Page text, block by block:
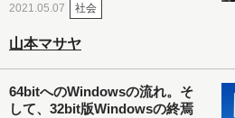
2021.05.07 社会
山本マサヤ
64bitへのWindowsの流れ。そ
して、32bit版Windowsの終焉